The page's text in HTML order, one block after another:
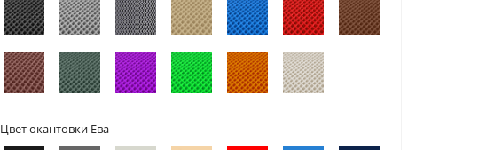
Цвет окантовки Ева